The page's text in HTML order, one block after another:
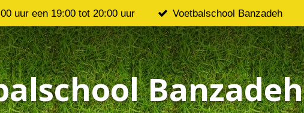
uur een 19:00 tot 20:00 uur Voetbalschool Banzadeh
Banzadeh